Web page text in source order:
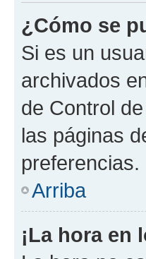
¿Cómo se
Si es un
archivados
de Control
las páginas
preferencias.
Arriba
¡La hora en